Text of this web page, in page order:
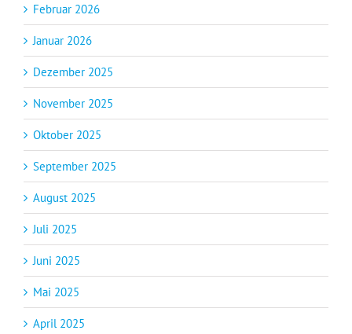
Februar 2026
Januar 2026
Dezember 2025
November 2025
Oktober 2025
September 2025
August 2025
Juli 2025
Juni 2025
Mai 2025
April 2025